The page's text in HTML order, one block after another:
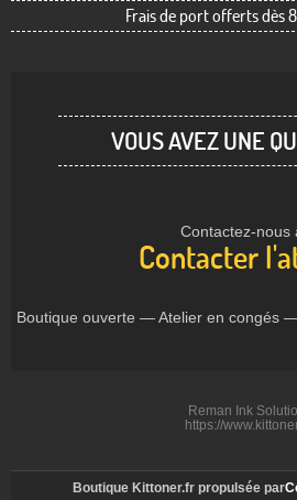
Frais de port offerts dès
VOUS AVEZ UNE
Contactez-nous
Contacter
Boutique ouverte — Atelier en congés
Reman Ink
https://
Boutique Kittoner.fr propulsée par